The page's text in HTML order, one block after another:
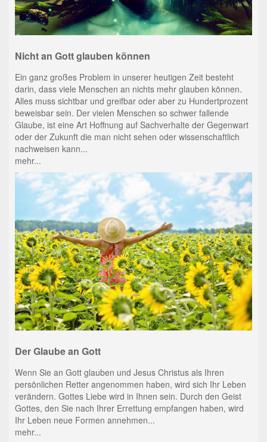
Nicht an Gott glauben können
Ein ganz großes Problem in unserer heutigen Zeit besteht
darin, dass viele Menschen an nichts mehr glauben können.
Alles muss sichtbar und greifbar oder aber zu Hundertprozent
beweisbar sein. Der vielen Menschen so schwer fallende
Glaube, ist eine Art Hoffnung auf Sachverhalte der Gegenwart
oder der Zukunft die man nicht sehen oder wissenschaftlich
nachweisen kann...
mehr...
Der Glaube an Gott
Wenn Sie an Gott glauben und Jesus Christus als Ihren
persönlichen Retter angenommen haben, wird sich Ihr Leben
verändern. Gottes Liebe wird in Ihnen sein. Durch den Geist
Gottes, den Sie nach Ihrer Errettung empfangen haben, wird
Ihr Leben neue Formen annehmen...
mehr...